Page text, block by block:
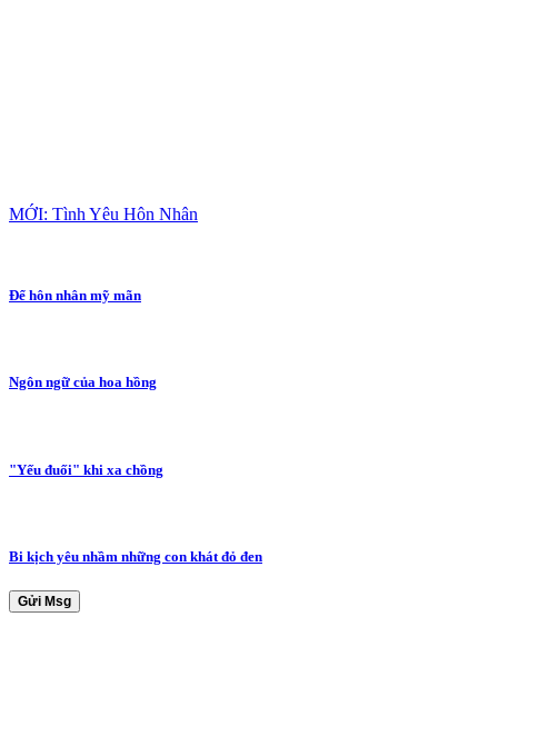
MỚI: Tình Yêu Hôn Nhân
Để hôn nhân mỹ mãn
Ngôn ngữ của hoa hồng
"Yếu đuối" khi xa chồng
Bi kịch yêu nhầm những con khát đỏ đen
Gửi Msg